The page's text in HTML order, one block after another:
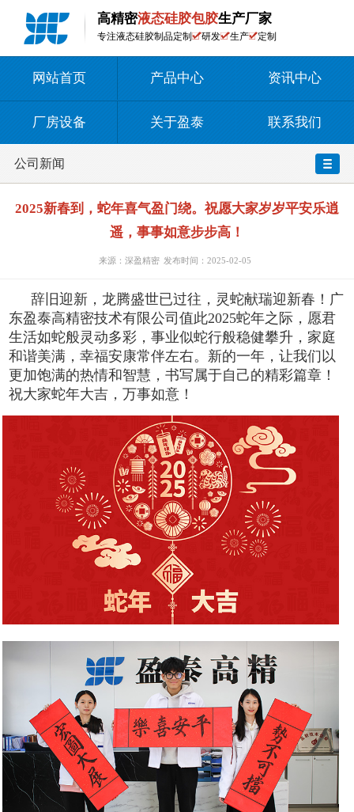
高精密液态硅胶包胶生产厂家
专注液态硅胶制品定制 研发 生产 定制
网站首页 产品中心 资讯中心
厂房设备 关于盈泰 联系我们
公司新闻
2025新春到，蛇年喜气盈门绕。祝愿大家岁岁平安乐逍
遥，事事如意步步高！
来源：深盈精密 发布时间：2025-02-05
辞旧迎新，龙腾盛世已过往，灵蛇献瑞迎新春！广
东盈泰高精密技术有限公司值此2025蛇年之际，愿君
生活如蛇般灵动多彩，事业似蛇行般稳健攀升，家庭
和谐美满，幸福安康常伴左右。新的一年，让我们以
更加饱满的热情和智慧，书写属于自己的精彩篇章！
祝大家蛇年大吉，万事如意！